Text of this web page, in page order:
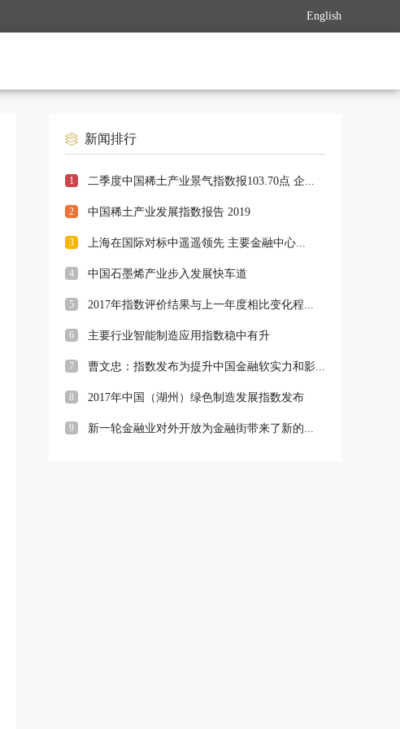
English
新闻排行
1 二季度中国稀土产业景气指数报103.70点 企...
2 中国稀土产业发展指数报告 2019
3 上海在国际对标中遥遥领先 主要金融中心...
4 中国石墨烯产业步入发展快车道
5 2017年指数评价结果与上一年度相比变化程...
6 主要行业智能制造应用指数稳中有升
7 曹文忠：指数发布为提升中国金融软实力和影...
8 2017年中国（湖州）绿色制造发展指数发布
9 新一轮金融业对外开放为金融街带来了新的...